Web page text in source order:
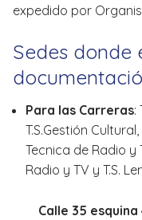
expedido por
Sedes donde
Para las Carreras:
T.S.Gestión
Tecnica de Radio y
Radio y TV y T.S.
Calle 35